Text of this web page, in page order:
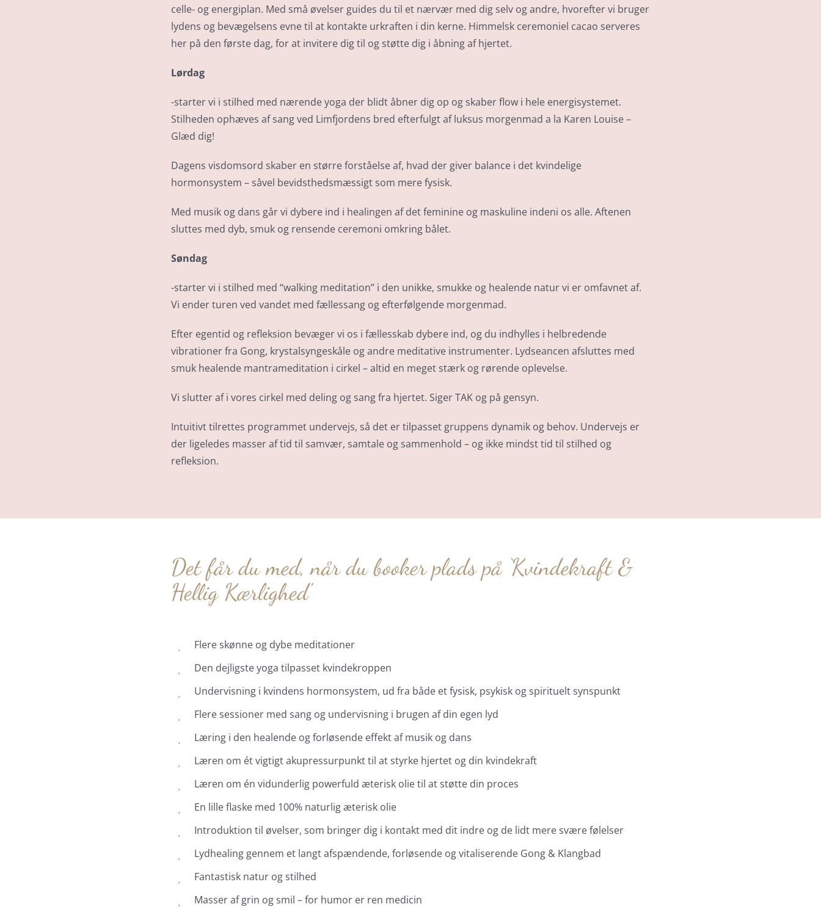
celle- og energiplan. Med små øvelser guides du til et nærvær med dig selv og andre, hvorefter vi bruger
lydens og bevægelsens evne til at kontakte urkraften i din kerne. Himmelsk ceremoniel cacao serveres
her på den første dag, for at invitere dig til og støtte dig i åbning af hjertet.
Lørdag
-starter vi i stilhed med nærende yoga der blidt åbner dig op og skaber flow i hele energisystemet.
Stilheden ophæves af sang ved Limfjordens bred efterfulgt af luksus morgenmad a la Karen Louise –
Glæd dig!
Dagens visdomsord skaber en større forståelse af, hvad der giver balance i det kvindelige
hormonsystem – såvel bevidsthedsmæssigt som mere fysisk.
Med musik og dans går vi dybere ind i healingen af det feminine og maskuline indeni os alle. Aftenen
sluttes med dyb, smuk og rensende ceremoni omkring bålet.
Søndag
-starter vi i stilhed med “walking meditation” i den unikke, smukke og healende natur vi er omfavnet af.
Vi ender turen ved vandet med fællessang og efterfølgende morgenmad.
Efter egentid og refleksion bevæger vi os i fællesskab dybere ind, og du indhylles i helbredende
vibrationer fra Gong, krystalsyngeskåle og andre meditative instrumenter. Lydseancen afsluttes med
smuk healende mantrameditation i cirkel – altid en meget stærk og rørende oplevelse.
Vi slutter af i vores cirkel med deling og sang fra hjertet. Siger TAK og på gensyn.
Intuitivt tilrettes programmet undervejs, så det er tilpasset gruppens dynamik og behov. Undervejs er
der ligeledes masser af tid til samvær, samtale og sammenhold – og ikke mindst tid til stilhed og
refleksion.
Det får du med, når du booker plads på ‘Kvindekraft &
Hellig Kærlighed’
Flere skønne og dybe meditationer
Den dejligste yoga tilpasset kvindekroppen
Undervisning i kvindens hormonsystem, ud fra både et fysisk, psykisk og spirituelt synspunkt
Flere sessioner med sang og undervisning i brugen af din egen lyd
Læring i den healende og forløsende effekt af musik og dans
Læren om ét vigtigt akupressurpunkt til at styrke hjertet og din kvindekraft
Læren om én vidunderlig powerfuld æterisk olie til at støtte din proces
En lille flaske med 100% naturlig æterisk olie
Introduktion til øvelser, som bringer dig i kontakt med dit indre og de lidt mere svære følelser
Lydhealing gennem et langt afspændende, forløsende og vitaliserende Gong & Klangbad
Fantastisk natur og stilhed
Masser af grin og smil – for humor er ren medicin